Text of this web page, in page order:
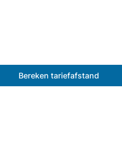
Bereken tariefafstand